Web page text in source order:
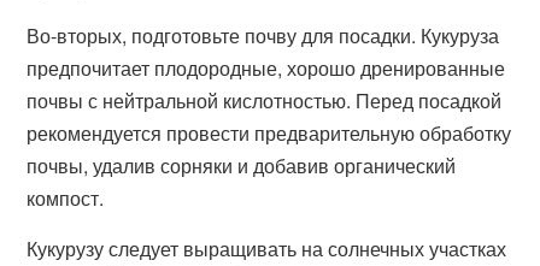
Во-вторых, подготовьте почву для посадки. Кукуруза
предпочитает плодородные, хорошо дренированные
почвы с нейтральной кислотностью. Перед посадкой
рекомендуется провести предварительную обработку
почвы, удалив сорняки и добавив органический
компост.
Кукурузу следует выращивать на солнечных участках